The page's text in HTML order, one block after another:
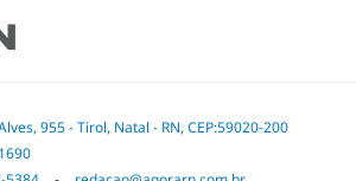
955 - Tirol, Natal - RN, CEP:59020-200